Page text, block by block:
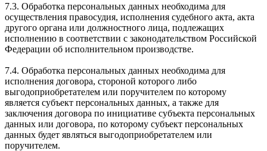
7.3. Обработка персональных данных необходима для
осуществления правосудия, исполнения судебного акта, акта
другого органа или должностного лица, подлежащих
исполнению в соответствии с законодательством Российской
Федерации об исполнительном производстве.
7.4. Обработка персональных данных необходима для
исполнения договора, стороной которого либо
выгодоприобретателем или поручителем по которому
является субъект персональных данных, а также для
заключения договора по инициативе субъекта персональных
данных или договора, по которому субъект персональных
данных будет являться выгодоприобретателем или
поручителем.